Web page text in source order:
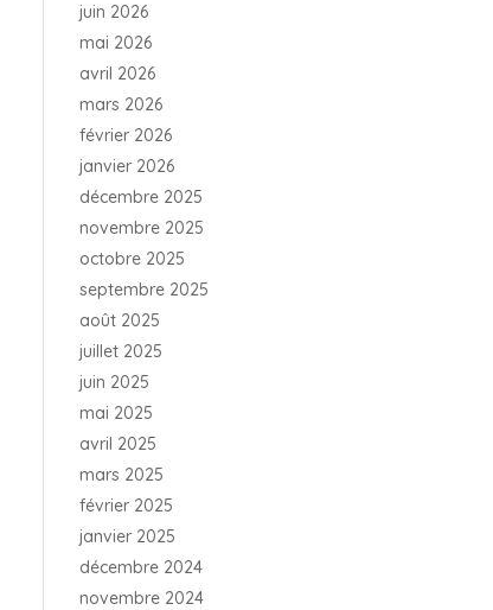
juin 2026
mai 2026
avril 2026
mars 2026
février 2026
janvier 2026
décembre 2025
novembre 2025
octobre 2025
septembre 2025
août 2025
juillet 2025
juin 2025
mai 2025
avril 2025
mars 2025
février 2025
janvier 2025
décembre 2024
novembre 2024